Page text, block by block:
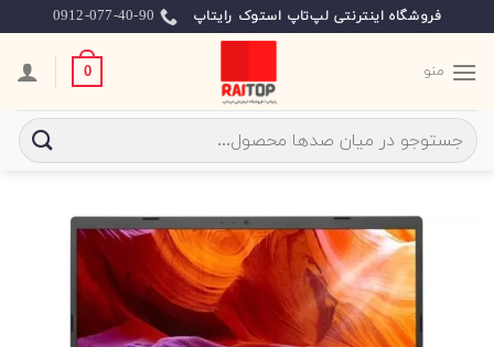
to
content
فروشگاه اینترنتی لپ‌تاپ استوک رایتاپ 0912-077-40-90
منو 0
جستجو
برای: